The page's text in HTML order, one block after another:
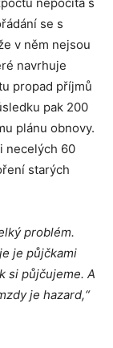
se s
v něm nejsou
navrhuje
propad příjmů
pak 200
plánu obnovy.
necelých 60
starých
problém.
je půjčkami
si půjčujeme. A
je hazard,“